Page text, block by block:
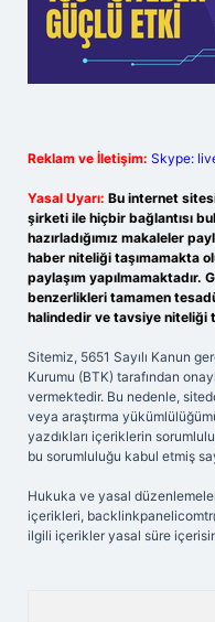
Reklam ve İletişim: Skype:
Yasal Uyarı: Bu internet
şirketi ile hiçbir bağlantısı
hazırladığımız makaleler
haber niteliği taşımamakta
paylaşım yapılmamaktadır.
benzerlikleri tamamen
halindedir ve tavsiye niteliği
Sitemiz, 5651 Sayılı Kanun
Kurumu (BTK) tarafından
vermektedir. Bu nedenle,
veya araştırma
yazdıkları içeriklerin
bu sorumluluğu kabul etmiş
Hukuka ve yasal
içerikleri,
ilgili içerikler yasal süre